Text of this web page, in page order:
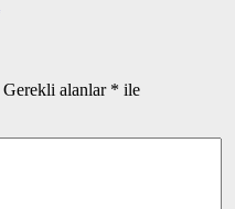
Gerekli alanlar * ile